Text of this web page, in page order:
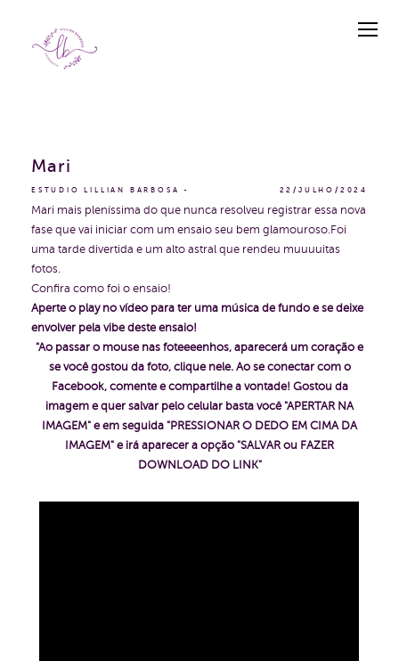
ESTUDIO LILLIAN BARBOSA 22/JULHO/2024
Mari
Mari mais pleníssima do que nunca resolveu registrar essa nova
fase que vai iniciar com um ensaio seu bem glamouroso.Foi
uma tarde divertida e um alto astral que rendeu muuuuitas
fotos.
Confira como foi o ensaio!
Aperte o play no vídeo para ter uma música de fundo e se deixe
envolver pela vibe deste ensaio!
"Ao passar o mouse nas foteeeenhos, aparecerá um coração e
se você gostou da foto, clique nele. Ao se conectar com o
Facebook, comente e compartilhe a vontade! Gostou da
imagem e quer salvar pelo celular basta você "APERTAR NA
IMAGEM" e em seguida "PRESSIONAR O DEDO EM CIMA DA
IMAGEM" e irá aparecer a opção "SALVAR ou FAZER
DOWNLOAD DO LINK"